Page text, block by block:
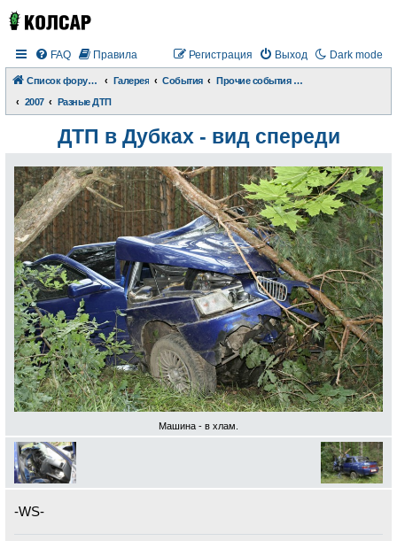
Dark mode
FAQ Правила Выход
Регистрация
Список форумов Галерея События
Прочие события и происшествия
2007
Разные ДТП
ДТП в Дубках - вид спереди
Машина - в хлам.
-WS-